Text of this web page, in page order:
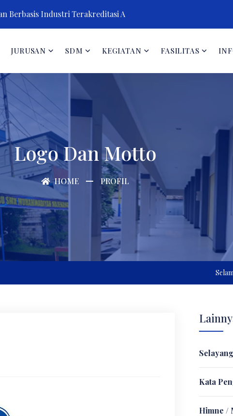
Berbasis Industri Terakreditasi A
JURUSAN SDM KEGIATAN FASILITAS
Logo Dan Motto
HOME PROFIL
Selamat
Kata
Himne /